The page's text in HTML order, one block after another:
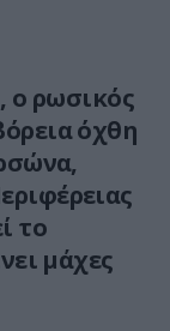
ο ρωσικός
όχθη
το
μάχες